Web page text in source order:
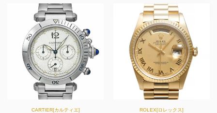
CARTIER[カルティエ] ROLEX[ロレックス]